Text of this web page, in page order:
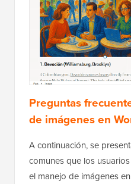
Preguntas
de imágenes en
A continuación, se
comunes que los
el manejo de imágenes